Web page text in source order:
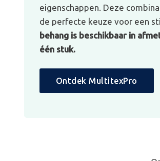
eigenschappen. Deze
de perfecte keuze voor een
behang is beschikbaar in
één stuk.
Ontdek MultitexPro